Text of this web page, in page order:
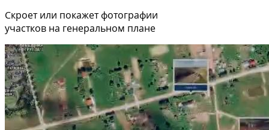
Скроет или покажет фотографии
участков на генеральном плане